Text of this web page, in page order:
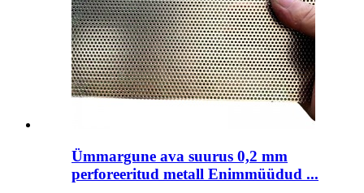
Ümmargune ava suurus 0,2 mm
perforeeritud metall Enimmüüdud ...